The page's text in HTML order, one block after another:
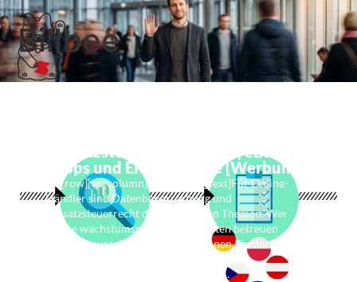
Billbee
Umsatzsteuer für Amazon, eBay,
Shops und ERP-Systeme [Werbung]
[vc_row][vc_column][vc_column_text]Für Online-
Händler sind Datenbeherrschung und
Umsatzsteuerrecht die dominanten Themen. Wer
solche wachstumsstarken Mandanten betreuen
möchte, muss dabei mithalten können. Taxdoo ist der
digitale One-Stop-Shop für internationale
Umsatzsteuer und versetzt Händler …